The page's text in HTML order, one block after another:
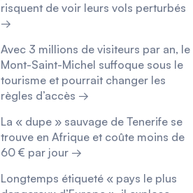
risquent de voir leurs vols perturbés
→
Avec 3 millions de visiteurs par an, le
Mont-Saint-Michel suffoque sous le
tourisme et pourrait changer les
règles d’accès →
La « dupe » sauvage de Tenerife se
trouve en Afrique et coûte moins de
60 € par jour →
Longtemps étiqueté « pays le plus